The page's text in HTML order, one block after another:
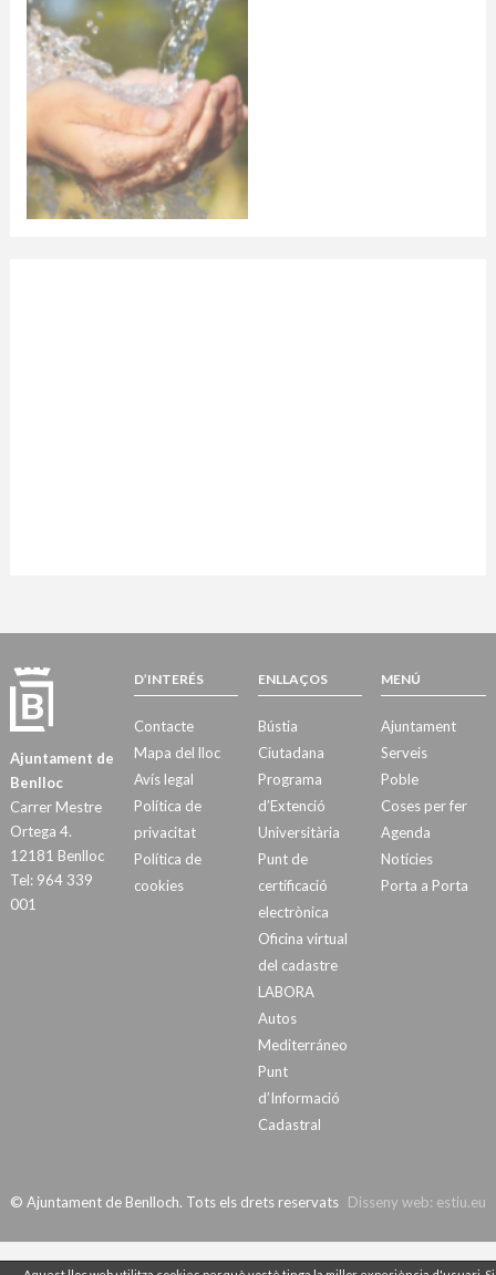
Ajuntament de
Benlloc
Carrer Mestre
Ortega 4.
12181 Benlloc
Tel: 964 339
001
D’INTERÉS
Contacte
Mapa del lloc
Avís legal
Política de
privacitat
Política de
cookies
ENLLAÇOS
Bústia
Ciutadana
Programa
d’Extenció
Universitària
Punt de
certificació
electrònica
Oficina virtual
del cadastre
LABORA
Autos
Mediterráneo
Punt
d’Informació
Cadastral
MENÚ
Ajuntament
Serveis
Poble
Coses per fer
Agenda
Notícies
Porta a Porta
Disseny web: estiu.eu
© Ajuntament de Benlloch. Tots els drets reservats